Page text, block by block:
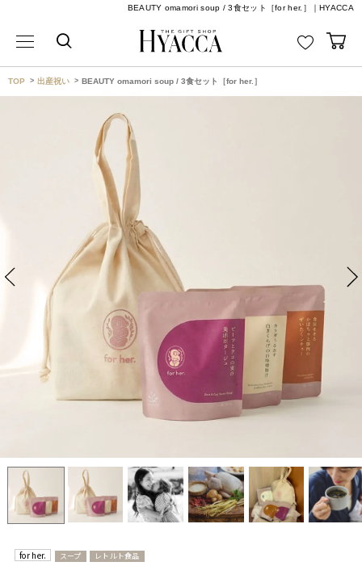
BEAUTY omamori soup / 3食セット［for her.］｜HYACCA
TOP 出産祝い BEAUTY omamori soup / 3食セット［for her.］
for her. スープ レトルト食品